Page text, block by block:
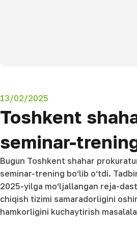
13/02/2025
Toshkent
seminar-
Bugun Toshkent shahar
seminar-trening bo‘lib o‘tdi.
2025-yilga mo‘ljallangan reja-
chiqish tizimi samaradorligini
hamkorligini kuchaytirish